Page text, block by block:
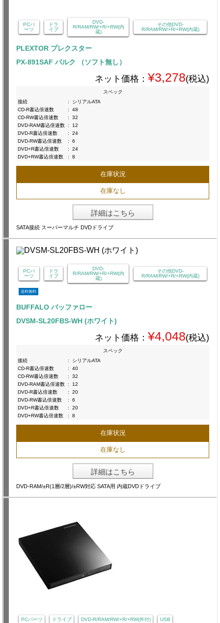
PCパ
ーツ
ドラ
イブ
DVD-
R/RAM/RW/+R/+RW(内
蔵)
その他DVD-
R/RAM/RW/+R/+RW(内蔵)
PLEXTOR プレクスター
PX-891SAF バルク （ソフト無し）
ネット価格： ¥3,278(税込)
スペック
接続
:
シリアルATA
CD-R書込倍速数
:
48
CD-RW書込倍速数
:
32
DVD-RAM書込倍速数 :
12
DVD-R書込倍速数
:
24
DVD-RW書込倍速数
:
6
DVD+R書込倍速数
:
24
DVD+RW書込倍速数
: 8
在庫状況
在庫なし
詳細はこちら
SATA接続 スーパーマルチ DVDドライブ
PCパ
ーツ
ドラ
イブ
DVD-
R/RAM/RW/+R/+RW(内
蔵)
その他DVD-
R/RAM/RW/+R/+RW(内蔵)
送料無料
BUFFALO バッファロー
DVSM-SL20FBS-WH (ホワイト)
ネット価格： ¥4,048(税込)
スペック
接続
:
シリアルATA
CD-R書込倍速数
:
40
CD-RW書込倍速数
:
32
DVD-RAM書込倍速数 :
12
DVD-R書込倍速数
:
20
DVD-RW書込倍速数
:
6
DVD+R書込倍速数
:
20
DVD+RW書込倍速数
: 8
在庫状況
在庫なし
詳細はこちら
DVD-RAM/±R(1層/2層)/±RW対応 SATA用 内蔵DVDドライブ
PCパーツ ドライブ DVD-R/RAM/RW/+R/+RW(外付) USB